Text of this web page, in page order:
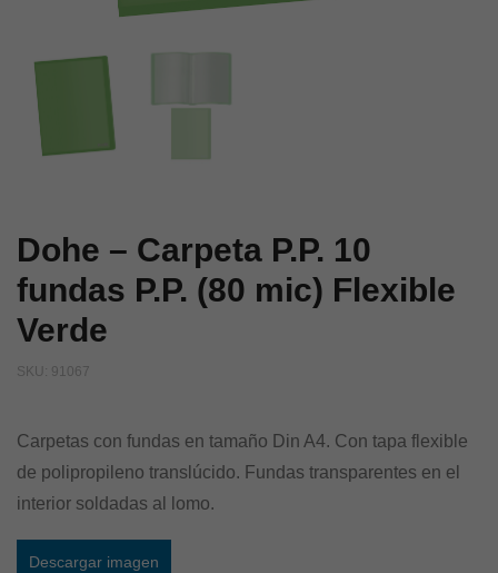
Dohe – Carpeta P.P. 10
fundas P.P. (80 mic) Flexible
Verde
SKU: 91067
Carpetas con fundas en tamaño Din A4. Con tapa flexible
de polipropileno translúcido. Fundas transparentes en el
interior soldadas al lomo.
Descargar imagen